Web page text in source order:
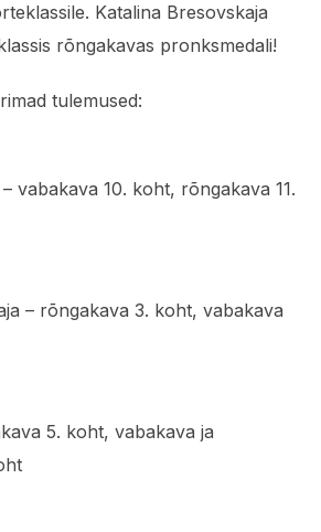
Katalina Bresovskaja
rõngakavas pronksmedali!
tulemused:
vabakava 10. koht, rõngakava 11.
– rõngakava 3. koht, vabakava
5. koht, vabakava ja